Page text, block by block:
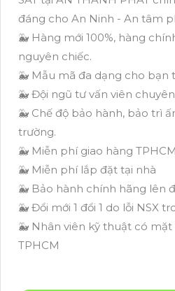
đáng cho An Ninh - An tâm
🐳 Hàng mới 100%, hàng
nguyên chiếc.
🐳 Mẫu mã đa dạng cho bạn
🐳 Đội ngũ tư vấn viên
🐳 Chế độ bảo hành, bảo trì
trường.
🐳 Miễn phí giao hàng TPHCM
🐳 Miễn phí lắp đặt tại nhà
🐳 Bảo hành chính hãng lên
🐳 Đổi mới 1 đổi 1 do lỗi NSX
🐳 Nhân viên kỹ thuật có
TPHCM